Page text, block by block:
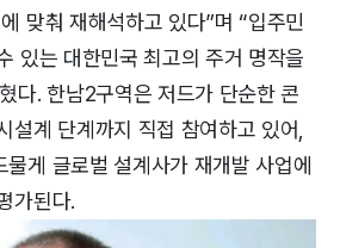
맞춰 재해석하고 있다”며 “입주민
있는 대한민국 최고의 주거 명작을
다. 한남2구역은 저드가 단순한 콘
설계 단계까지 직접 참여하고 있어,
물게 글로벌 설계사가 재개발 사업에
가된다.